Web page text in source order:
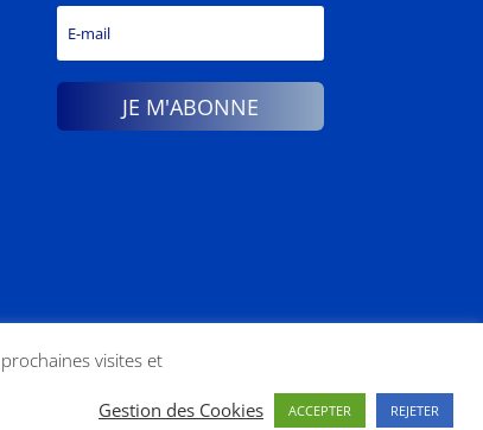
JE M'ABONNE
visites et
Gestion des Cookies ACCEPTER REJETER